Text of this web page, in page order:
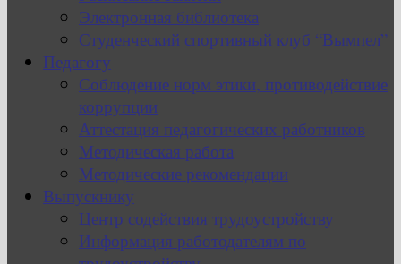
Электронная библиотека
Студенческий спортивный клуб “Вымпел”
Педагогу
Соблюдение норм этики, противодействие
коррупции
Аттестация педагогических работников
Методическая работа
Методические рекомендации
Выпускнику
Центр содействия трудоустройству
Информация работодателям по